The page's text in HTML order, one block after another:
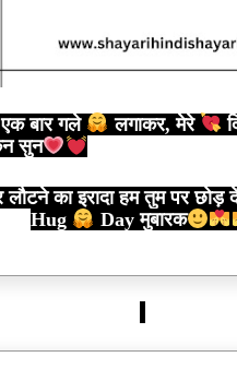
एक बार गले लगाकर, मेरे
सुन
लौटने का इरादा हम तुम पर
Hug
Day मुबारक